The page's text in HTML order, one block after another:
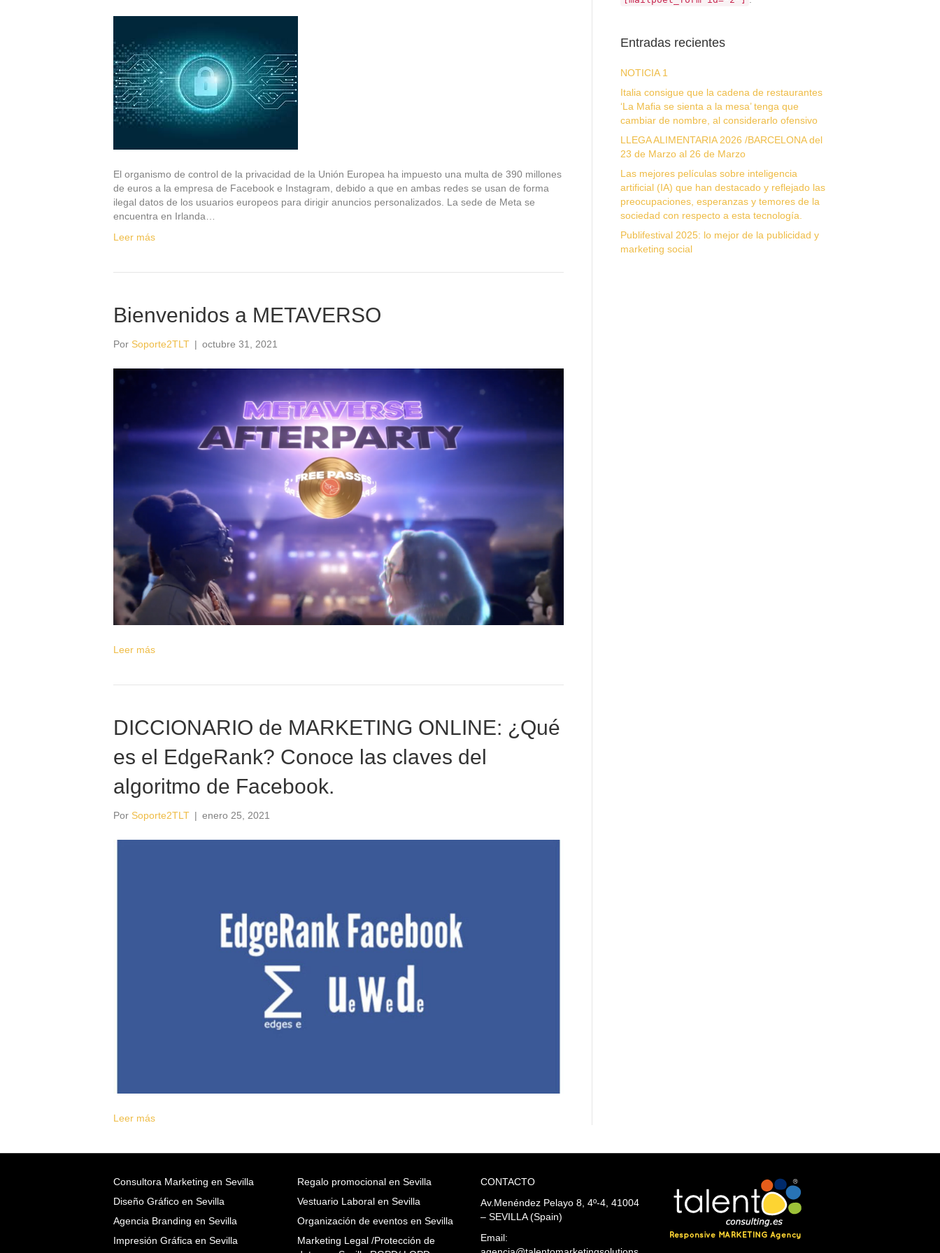
El organismo de control de la privacidad de la Unión Europea ha impuesto una multa de 390 millones
de euros a la empresa de Facebook e Instagram, debido a que en ambas redes se usan de forma
ilegal datos de los usuarios europeos para dirigir anuncios personalizados. La sede de Meta se
encuentra en Irlanda…
Leer más
Bienvenidos a METAVERSO
Por Soporte2TLT | octubre 31, 2021
Leer más
DICCIONARIO de MARKETING ONLINE: ¿Qué
es el EdgeRank? Conoce las claves del
algoritmo de Facebook.
Por Soporte2TLT | enero 25, 2021
Leer más
Entradas recientes
NOTICIA 1
Italia consigue que la cadena de restaurantes
‘La Mafia se sienta a la mesa’ tenga que
cambiar de nombre, al considerarlo ofensivo
LLEGA ALIMENTARIA 2026 /BARCELONA del
23 de Marzo al 26 de Marzo
Las mejores películas sobre inteligencia
artificial (IA) que han destacado y reflejado las
preocupaciones, esperanzas y temores de la
sociedad con respecto a esta tecnología.
Publifestival 2025: lo mejor de la publicidad y
marketing social
Consultora Marketing en Sevilla
Diseño Gráfico en Sevilla
Agencia Branding en Sevilla
Impresión Gráfica en Sevilla
Regalo promocional en Sevilla
Vestuario Laboral en Sevilla
Organización de eventos en Sevilla
Marketing Legal /Protección de
CONTACTO
Av.Menéndez Pelayo 8, 4º-4, 41004
– SEVILLA (Spain)
Email: